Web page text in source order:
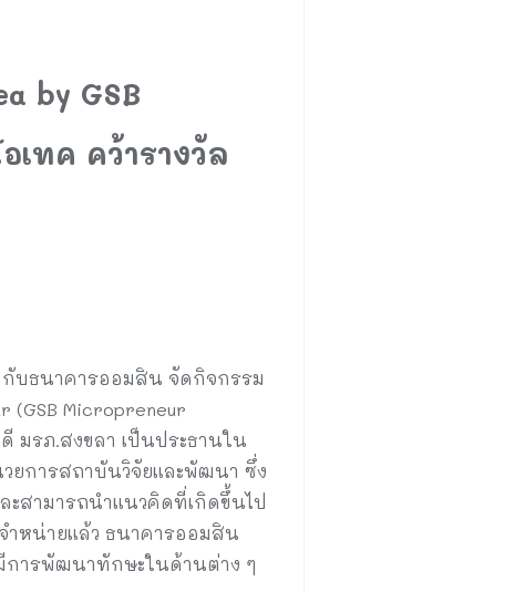
by GSB
เทค คว้ารางวัล
กับธนาคารออมสิน จัดกิจกรรม
(GSB Micropreneur
มรภ.สงขลา เป็นประธานใน
ยการสถาบันวิจัยและพัฒนา ซึ่ง
สามารถนำแนวคิดที่เกิดขึ้นไป
น่ายแล้ว ธนาคารออมสิน
การพัฒนาทักษะในด้านต่าง ๆ